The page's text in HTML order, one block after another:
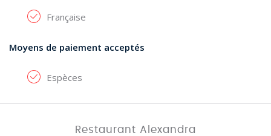
Française
Moyens de paiement acceptés
Espèces
Restaurant Alexandra